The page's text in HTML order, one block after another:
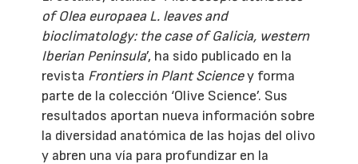
of Olea europaea L. leaves and
bioclimatology: the case of Galicia, western
Iberian Peninsula’, ha sido publicado en la
revista Frontiers in Plant Sciencey forma
parte de la colección ‘Olive Science’. Sus
resultados aportan nueva información sobre
la diversidad anatómica de las hojas del olivo
y abren una vía para profundizar en la